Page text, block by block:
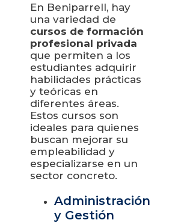
En Beniparrell, hay
una variedad de
cursos de formación
profesional privada
que permiten a los
estudiantes adquirir
habilidades prácticas
y teóricas en
diferentes áreas.
Estos cursos son
ideales para quienes
buscan mejorar su
empleabilidad y
especializarse en un
sector concreto.
Administración
y Gestión